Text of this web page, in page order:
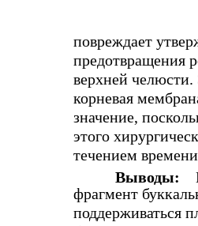
повреждает
предотвращения
верхней челюсти.
корневая
значение,
этого
течением
Выводы:
фрагмент
поддерживаться